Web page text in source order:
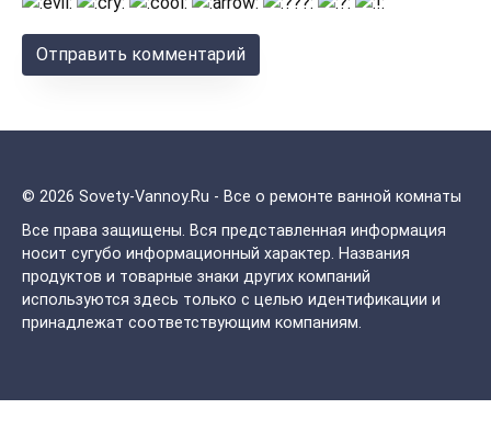
© 2026 Sovety-Vannoy.Ru - Все о ремонте ванной комнаты
Все права защищены. Вся представленная информация
носит сугубо информационный характер. Названия
продуктов и товарные знаки других компаний
используются здесь только с целью идентификации и
принадлежат соответствующим компаниям.